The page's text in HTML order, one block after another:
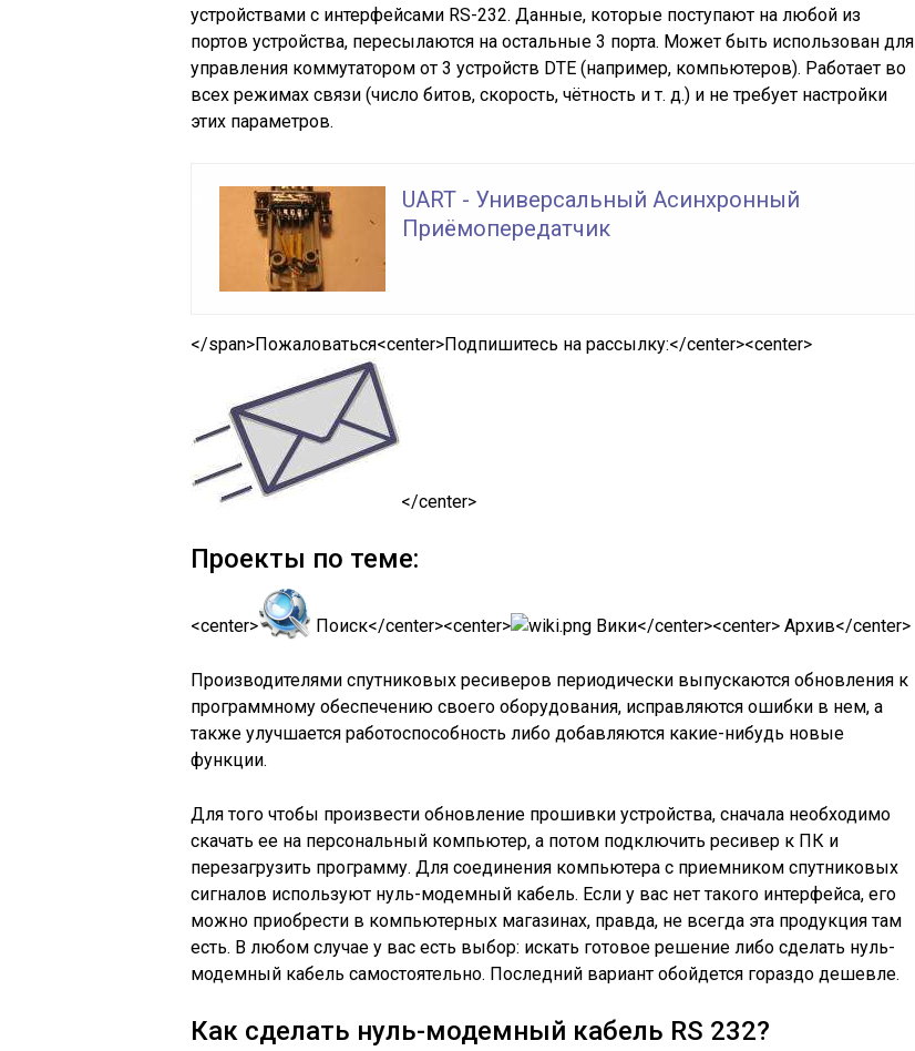
устройствами с интерфейсами RS-232. Данные, которые поступают на любой из
портов устройства, пересылаются на остальные 3 порта. Может быть использован для
управления коммутатором от 3 устройств DTE (например, компьютеров). Работает во
всех режимах связи (число битов, скорость, чётность и т. д.) и не требует настройки
этих параметров.
UART - Универсальный Асинхронный
Приёмопередатчик
</span>Пожаловаться<center>Подпишитесь на рассылку:</center><center>
</center>
Проекты по теме:
<center> Поиск</center><center> Вики</center><center> Архив</center>
Производителями спутниковых ресиверов периодически выпускаются обновления к
программному обеспечению своего оборудования, исправляются ошибки в нем, а
также улучшается работоспособность либо добавляются какие-нибудь новые
функции.
Для того чтобы произвести обновление прошивки устройства, сначала необходимо
скачать ее на персональный компьютер, а потом подключить ресивер к ПК и
перезагрузить программу. Для соединения компьютера с приемником спутниковых
сигналов используют нуль-модемный кабель. Если у вас нет такого интерфейса, его
можно приобрести в компьютерных магазинах, правда, не всегда эта продукция там
есть. В любом случае у вас есть выбор: искать готовое решение либо сделать нуль-
модемный кабель самостоятельно. Последний вариант обойдется гораздо дешевле.
Как сделать нуль-модемный кабель RS 232?